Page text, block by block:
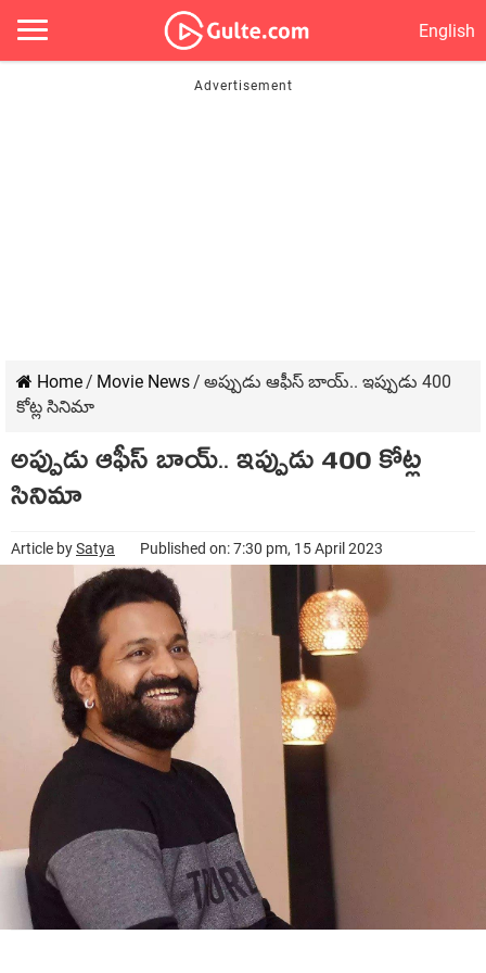
English
Home/ Movie News/ అప్పుడు ఆఫీస్ బాయ్‌.. ఇప్పుడు 400
కోట్ల సినిమా
అప్పుడు ఆఫీస్ బాయ్‌.. ఇప్పుడు 400 కోట్ల
సినిమా
Article bySatya Published on: 7:30 pm, 15 April 2023